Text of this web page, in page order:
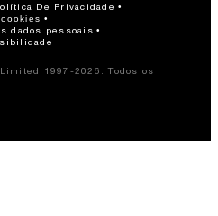
De Privacidade
dados pessoais
1997-2026. Todos os